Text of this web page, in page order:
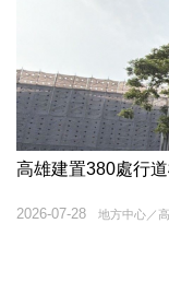
高雄建置380處行
地方中心／
2026-07-28